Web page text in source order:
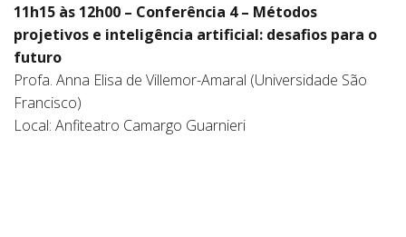
11h15 às 12h00 – Conferência 4 – Métodos
projetivos e inteligência artificial: desafios para o
futuro
Profa. Anna Elisa de Villemor-Amaral (Universidade São
Francisco)
Local: Anfiteatro Camargo Guarnieri